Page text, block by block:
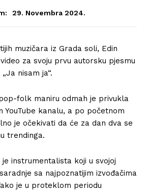
29. Novembra 2024.
muzičara iz Grada soli, Edin
za svoju prvu autorsku pjesmu
nisam ja“.
folk maniru odmah je privukla
YouTube kanalu, a po početnom
je očekivati da će za dan dva se
trendinga.
instrumentalista koji u svojoj
sa najpoznatijim izvođačima
je u proteklom periodu